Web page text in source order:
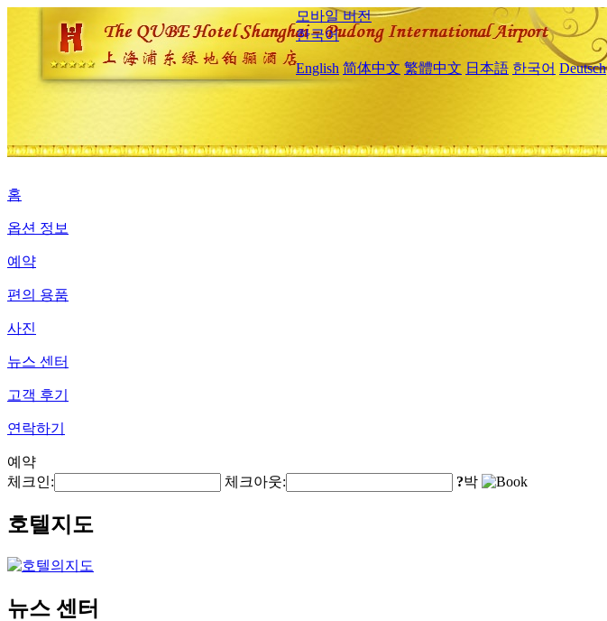
모바일 버전
한국어
English 简体中文 繁體中文 日本語 한국어 Deutsch
홈
옵션 정보
예약
편의 용품
사진
뉴스 센터
고객 후기
연락하기
예약
체크인:
체크아웃: ?박
호텔지도
뉴스 센터